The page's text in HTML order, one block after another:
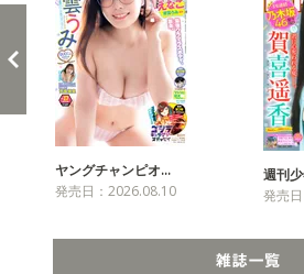
ヤングチャンピオ…
発売日：2026.08.10
週刊
発売